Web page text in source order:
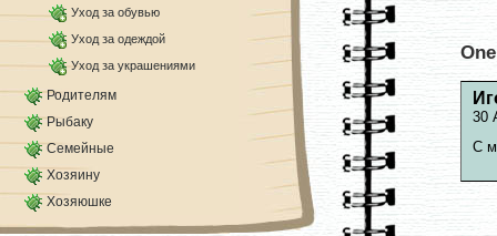
Уход за обувью
Уход за одеждой
Уход за украшениями
Родителям
Рыбаку
Семейные
Хозяину
Хозяюшке
30
С